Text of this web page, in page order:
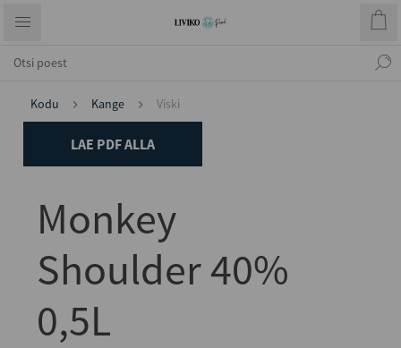
Kodu Kange Viski
LAE PDF ALLA
Monkey
Shoulder 40%
0,5L